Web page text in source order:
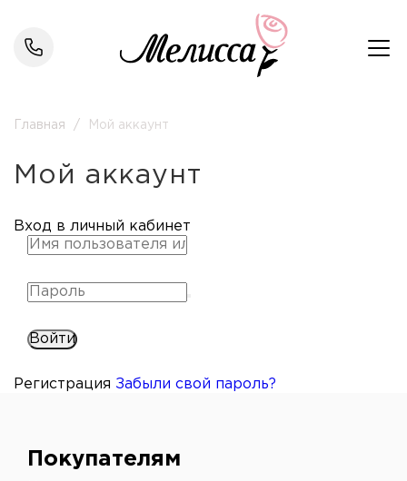
Главная / Мой аккаунт
Мой аккаунт
Вход в личный кабинет
Войти
Регистрация Забыли свой пароль?
Покупателям